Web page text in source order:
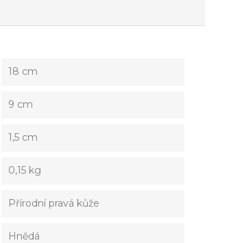
18 cm
9 cm
1,5 cm
0,15 kg
Přírodní pravá kůže
Hnědá